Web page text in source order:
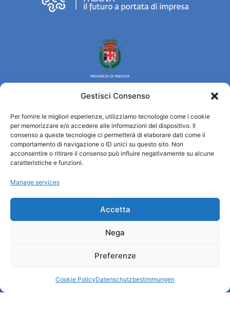
Gestisci Consenso
Per fornire le migliori esperienze, utilizziamo tecnologie come i cookie
per memorizzare e/o accedere alle informazioni del dispositivo. Il
consenso a queste tecnologie ci permetterà di elaborare dati come il
comportamento di navigazione o ID unici su questo sito. Non
acconsentire o ritirare il consenso può influire negativamente su alcune
caratteristiche e funzioni.
Manage services
Accetta
Nega
Preferenze
Cookie PolicyDatenschutzbestimmungen
Turismo Padova
Wer sind wir
Informationsbüro und touristenempfang / IAT
Cookie Policy (UE)
Nützliche Dienstleistungen